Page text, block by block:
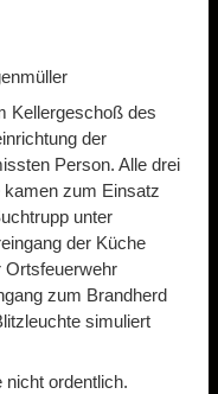
Kellergeschoß des
der
Person. Alle drei
kamen zum Einsatz
unter
der Küche
Ortsfeuerwehr
zum Brandherd
simuliert
nicht ordentlich.